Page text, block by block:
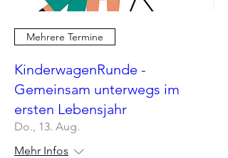
Mehrere Termine
KinderwagenRunde -
Gemeinsam unterwegs im
ersten Lebensjahr
Do., 13. Aug.
Mehr Infos